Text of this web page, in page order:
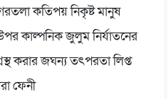
কতিপয় নিকৃষ্ট মানুষ
কাল্পনিক জুলুম নির্যাতনের
করার জঘন্য তৎপরতা লিপ্ত
ফেনী